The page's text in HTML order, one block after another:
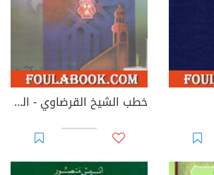
خطب الشيخ القرضاوي - الجزء الثالث